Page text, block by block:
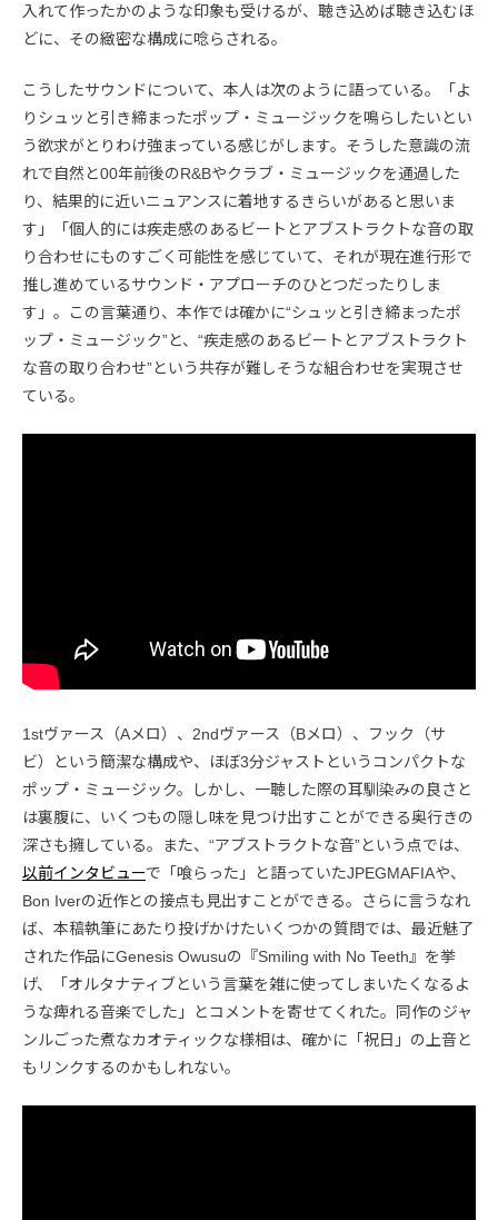
入れて作ったかのような印象も受けるが、聴き込めば聴き込むほ
どに、その緻密な構成に唸らされる。
こうしたサウンドについて、本人は次のように語っている。「よ
りシュッと引き締まったポップ・ミュージックを鳴らしたいとい
う欲求がとりわけ強まっている感じがします。そうした意識の流
れで自然と00年前後のR&Bやクラブ・ミュージックを通過した
り、結果的に近いニュアンスに着地するきらいがあると思いま
す」「個人的には疾走感のあるビートとアブストラクトな音の取
り合わせにものすごく可能性を感じていて、それが現在進行形で
推し進めているサウンド・アプローチのひとつだったりしま
す」。この言葉通り、本作では確かに“シュッと引き締まったポ
ップ・ミュージック”と、“疾走感のあるビートとアブストラクト
な音の取り合わせ”という共存が難しそうな組合わせを実現させ
ている。
1stヴァース（Aメロ）、2ndヴァース（Bメロ）、フック（サ
ビ）という簡潔な構成や、ほぼ3分ジャストというコンパクトな
ポップ・ミュージック。しかし、一聴した際の耳馴染みの良さと
は裏腹に、いくつもの隠し味を見つけ出すことができる奥行きの
深さも擁している。また、“アブストラクトな音”という点では、
以前インタビューで「喰らった」と語っていたJPEGMAFIAや、
Bon Iverの近作との接点も見出すことができる。さらに言うなれ
ば、本稿執筆にあたり投げかけたいくつかの質問では、最近魅了
された作品にGenesis Owusuの『Smiling with No Teeth』を挙
げ、「オルタナティブという言葉を雑に使ってしまいたくなるよ
うな痺れる音楽でした」とコメントを寄せてくれた。同作のジャ
ンルごった煮なカオティックな様相は、確かに「祝日」の上音と
もリンクするのかもしれない。